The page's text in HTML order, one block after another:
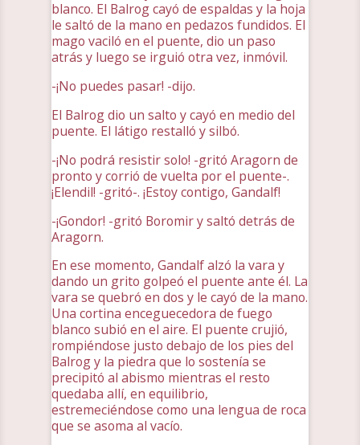
blanco. El Balrog cayó de espaldas y la hoja
le saltó de la mano en pedazos fundidos. El
mago vaciló en el puente, dio un paso
atrás y luego se irguió otra vez, inmóvil.
-¡No puedes pasar! -dijo.
El Balrog dio un salto y cayó en medio del
puente. El látigo restalló y silbó.
-¡No podrá resistir solo! -gritó Aragorn de
pronto y corrió de vuelta por el puente-.
¡Elendil! -gritó-. ¡Estoy contigo, Gandalf!
-¡Gondor! -gritó Boromir y saltó detrás de
Aragorn.
En ese momento, Gandalf alzó la vara y
dando un grito golpeó el puente ante él. La
vara se quebró en dos y le cayó de la mano.
Una cortina enceguecedora de fuego
blanco subió en el aire. El puente crujió,
rompiéndose justo debajo de los pies del
Balrog y la piedra que lo sostenía se
precipitó al abismo mientras el resto
quedaba allí, en equilibrio,
estremeciéndose como una lengua de roca
que se asoma al vacío.